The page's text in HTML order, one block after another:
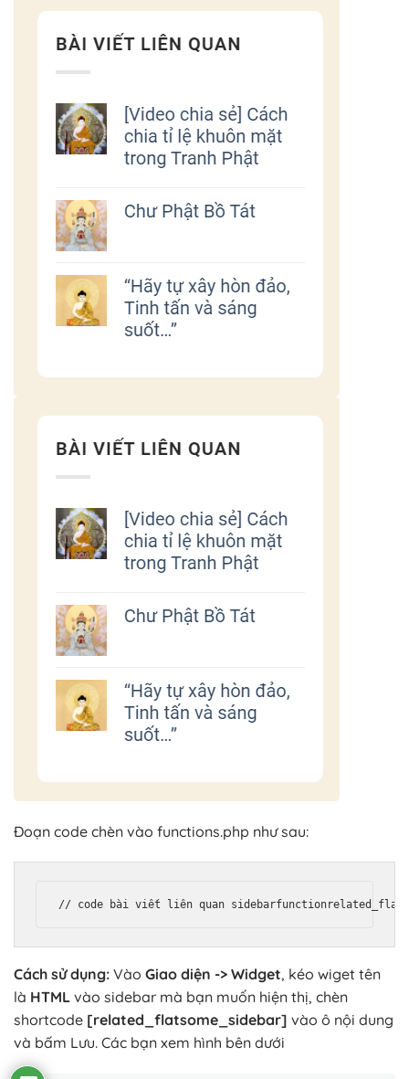
Đoạn code chèn vào functions.php như sau:
// code bài viết liên quan sidebarfunction
Cách sử dụng: Vào Giao diện -> Widget, kéo wiget tên
là HTML vào sidebar mà bạn muốn hiện thị, chèn
shortcode [related_flatsome_sidebar] vào ô nội dung
và bấm Lưu. Các bạn xem hình bên dưới